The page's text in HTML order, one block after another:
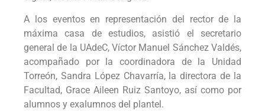
A los eventos en representación del rector de la
máxima casa de estudios, asistió el secretario
general de la UAdeC, Víctor Manuel Sánchez Valdés,
acompañado por la coordinadora de la Unidad
Torreón, Sandra López Chavarría, la directora de la
Facultad, Grace Aileen Ruiz Santoyo, así como por
alumnos y exalumnos del plantel.